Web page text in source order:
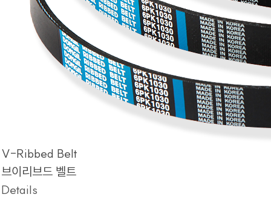
V-Ribbed Belt
브이리브드 벨트
Details